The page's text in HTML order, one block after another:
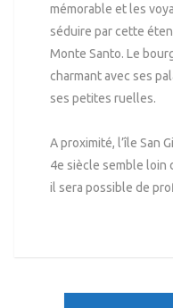
mémorable et les
séduire par cette
Monte Santo. Le
charmant avec ses
ses petites ruelles.
A proximité, l’île San
4e siècle semble loin
il sera possible de